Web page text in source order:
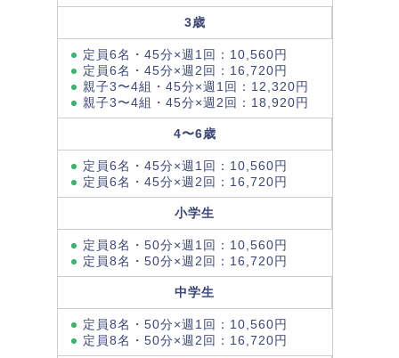
3歳
定員6名・45分×週1回：10,560円
定員6名・45分×週2回：16,720円
親子3〜4組・45分×週1回：12,320円
親子3〜4組・45分×週2回：18,920円
4〜6歳
定員6名・45分×週1回：10,560円
定員6名・45分×週2回：16,720円
小学生
定員8名・50分×週1回：10,560円
定員8名・50分×週2回：16,720円
中学生
定員8名・50分×週1回：10,560円
定員8名・50分×週2回：16,720円